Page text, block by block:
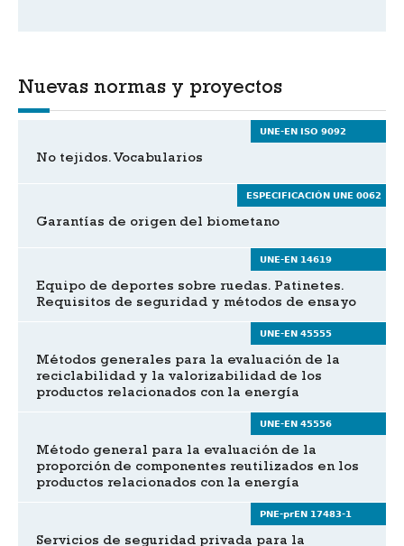
Nuevas normas y proyectos
UNE-EN ISO 9092
No tejidos. Vocabularios
ESPECIFICACIÓN UNE 0062
Garantías de origen del biometano
UNE-EN 14619
Equipo de deportes sobre ruedas. Patinetes.
Requisitos de seguridad y métodos de ensayo
UNE-EN 45555
Métodos generales para la evaluación de la
reciclabilidad y la valorizabilidad de los
productos relacionados con la energía
UNE-EN 45556
Método general para la evaluación de la
proporción de componentes reutilizados en los
productos relacionados con la energía
PNE-prEN 17483-1
Servicios de seguridad privada para la